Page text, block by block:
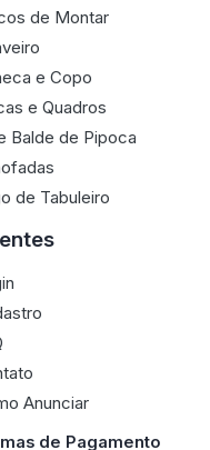
de Montar
e Copo
e Quadros
Balde de Pipoca
de Tabuleiro
Anunciar
de Pagamento